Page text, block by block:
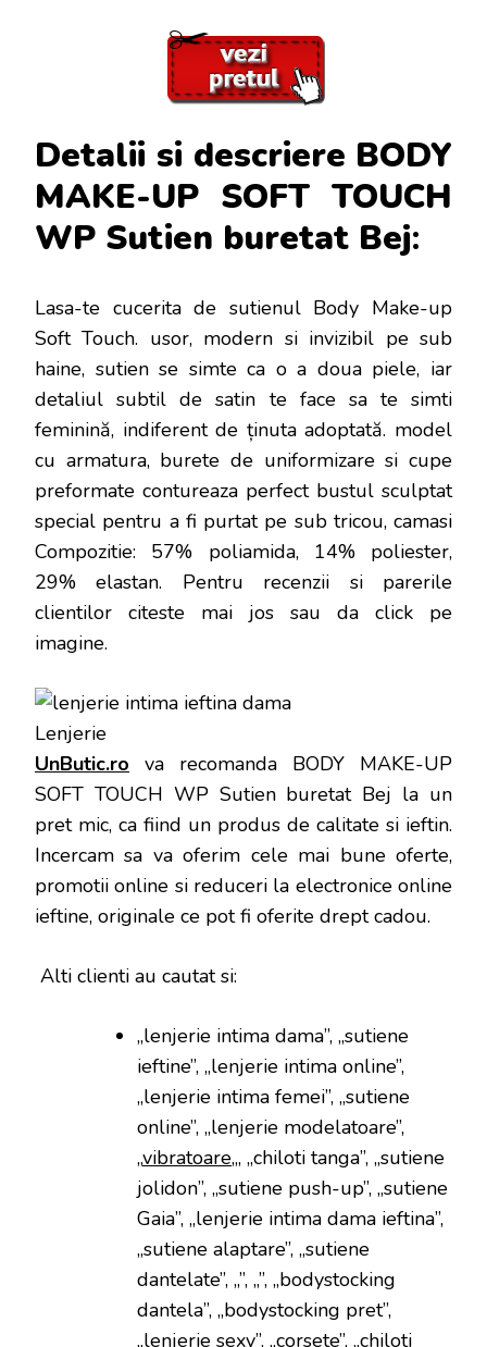
Detalii si descriere BODY
MAKE-UP SOFT TOUCH
WP Sutien buretat Bej:
Lasa-te cucerita de sutienul Body Make-up
Soft Touch. usor, modern si invizibil pe sub
haine, sutien se simte ca o a doua piele, iar
detaliul subtil de satin te face sa te simti
feminină, indiferent de ținuta adoptată. model
cu armatura, burete de uniformizare si cupe
preformate contureaza perfect bustul sculptat
special pentru a fi purtat pe sub tricou, camasi
Compozitie: 57% poliamida, 14% poliester,
29% elastan. Pentru recenzii si parerile
clientilor citeste mai jos sau da click pe
imagine.
UnButic.ro va recomanda BODY MAKE-UP
SOFT TOUCH WP Sutien buretat Bej la un
pret mic, ca fiind un produs de calitate si ieftin.
Incercam sa va oferim cele mai bune oferte,
promotii online si reduceri la electronice online
ieftine, originale ce pot fi oferite drept cadou.
Alti clienti au cautat si:
„lenjerie intima dama”, „sutiene
ieftine”, „lenjerie intima online”,
„lenjerie intima femei”, „sutiene
online”, „lenjerie modelatoare”,
„vibratoare„, „chiloti tanga”, „sutiene
jolidon”, „sutiene push-up”, „sutiene
Gaia”, „lenjerie intima dama ieftina”,
„sutiene alaptare”, „sutiene
dantelate”, „”, „”, „bodystocking
dantela”, „bodystocking pret”,
„lenjerie sexy”, „corsete”, „chiloti